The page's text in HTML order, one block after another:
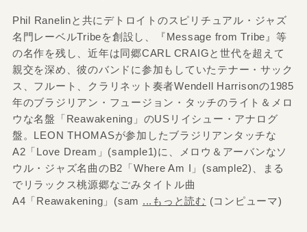
Phil Ranelinと共にデトロイトのスピリチュアル・ジャズ
名門レーベルTribeを創設し、『Message from Tribe』等
の名作を残し、近年は同郷CARL CRAIGと世代を超えて
親交を深め、彼のバンドに参加もしていたテナー・サック
ス、フルート、クラリネット奏者Wendell Harrisonの1985
年のブラジリアン・フュージョン・タッチのライト＆メロ
ウな名盤「Reawakening」のUSリイシュー・アナログ
盤。LEON THOMASが参加したブラジリアンタッチな
A2「Love Dream」(sample1)に、メロウ＆アーバンなソ
ウル・ジャズ名曲のB2「Where Am I」(sample2)、まる
でリラックス桃源郷なごみタイトル曲
A4「Reawakening」(sam ...もっと読む (コンピューマ)